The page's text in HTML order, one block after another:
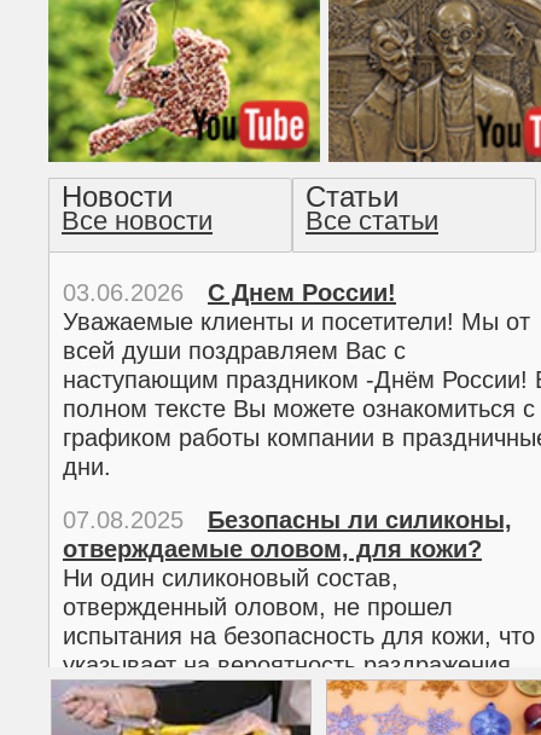
Американская готика -
прочтение методом
Новости
Все новости
Статьи
Все статьи
03.06.2026
С Днем России!
Уважаемые клиенты и посетители! Мы от
всей души поздравляем Вас с
наступающим праздником -Днём России!
полном тексте Вы можете ознакомиться с
графиком работы компании в
дни.
02.03.2026
С 8 марта!
Дорогие женщины!
Поздравляем Вас с наступающим
Международным женским днем 8 марта!
полном тексте можно ознакомиться с
графиком работы компании в
07.08.2025
Безопасны ли силиконы,
отверждаемые оловом, для кожи?
Ни один силиконовый состав,
отвержденный оловом, не прошел
испытания на безопасность для кожи, что
указывает на вероятность раздражения
кожи.